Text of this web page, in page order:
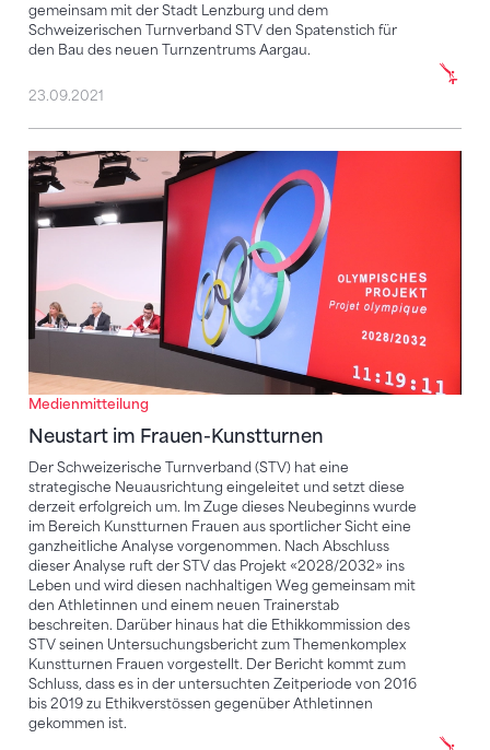
gemeinsam mit der Stadt Lenzburg und dem
Schweizerischen Turnverband STV den Spatenstich für
den Bau des neuen Turnzentrums Aargau.
23.09.2021
Medienmitteilung
Neustart im Frauen-Kunstturnen
Der Schweizerische Turnverband (STV) hat eine
strategische Neuausrichtung eingeleitet und setzt diese
derzeit erfolgreich um. Im Zuge dieses Neubeginns wurde
im Bereich Kunstturnen Frauen aus sportlicher Sicht eine
ganzheitliche Analyse vorgenommen. Nach Abschluss
dieser Analyse ruft der STV das Projekt «2028/2032» ins
Leben und wird diesen nachhaltigen Weg gemeinsam mit
den Athletinnen und einem neuen Trainerstab
beschreiten. Darüber hinaus hat die Ethikkommission des
STV seinen Untersuchungsbericht zum Themenkomplex
Kunstturnen Frauen vorgestellt. Der Bericht kommt zum
Schluss, dass es in der untersuchten Zeitperiode von 2016
bis 2019 zu Ethikverstössen gegenüber Athletinnen
gekommen ist.
Neustart im Frauen-Kunstturnen